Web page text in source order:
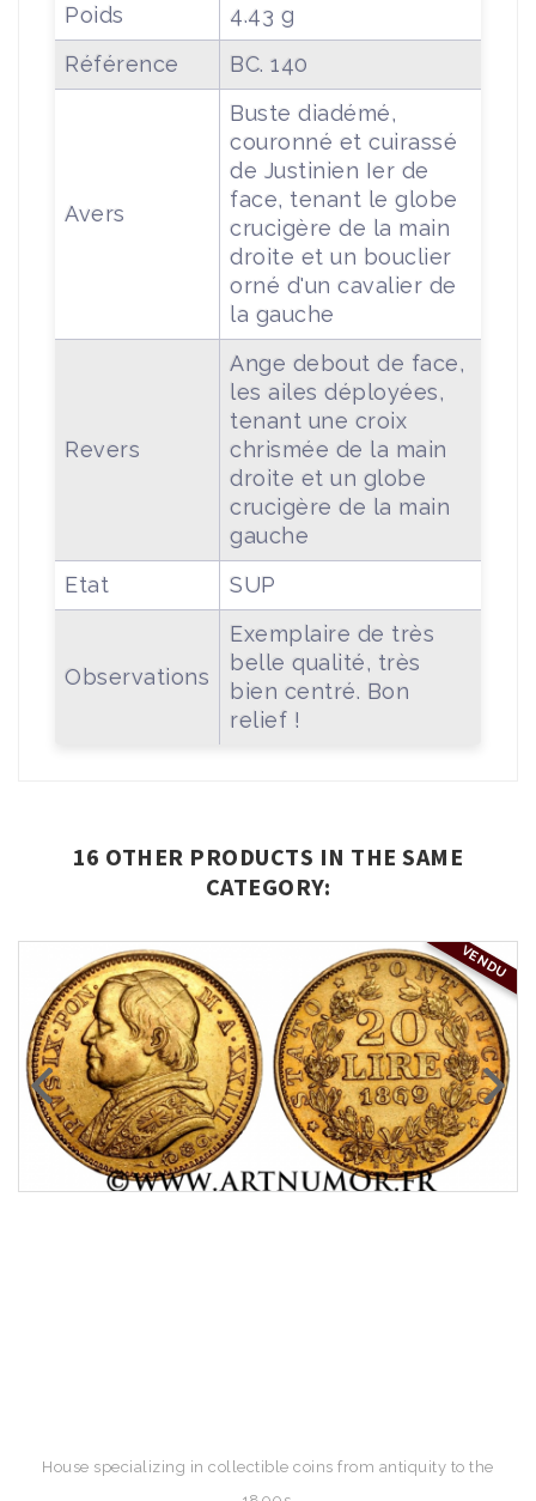
Poids
4.43 g
Référence
BC. 140
Avers
Buste diadémé,
couronné et cuirassé
de Justinien Ier de
face, tenant le globe
crucigère de la main
droite et un bouclier
orné d'un cavalier de
la gauche
Revers
Ange debout de face,
les ailes déployées,
tenant une croix
chrismée de la main
droite et un globe
crucigère de la main
gauche
Etat
SUP
Observations
Exemplaire de très
belle qualité, très
bien centré. Bon
relief !
16 OTHER PRODUCTS IN THE SAME
CATEGORY:
VENDU
House specializing in collectible coins from antiquity to the